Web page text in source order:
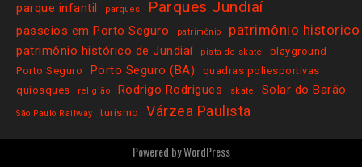
parque infantil parques Parques Jundiaí
passeios em Porto Seguro patrimônio patrimônio historico
patrimônio histórico de Jundiaí pista de skate
playground
Porto Seguro
Porto Seguro (BA)
quadras poliesportivas
quiosques
religião Rodrigo Rodrigues skate Solar do Barão
São Paulo Railway turismo Várzea Paulista
Powered byWordPress